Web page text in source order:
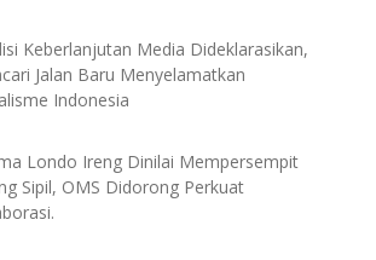
Keberlanjutan Media Dideklarasikan,
Jalan Baru Menyelamatkan
Indonesia
Londo Ireng Dinilai Mempersempit
Sipil, OMS Didorong Perkuat